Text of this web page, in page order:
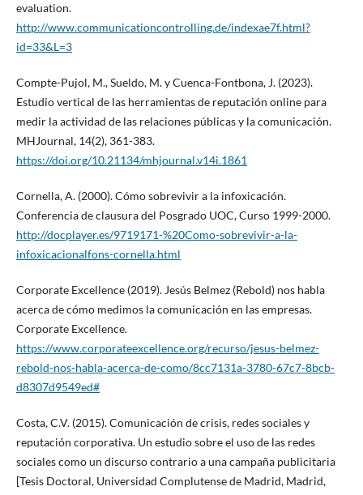
evaluation.
http://www.communicationcontrolling.de/indexae7f.html?
id=33&L=3
Compte-Pujol, M., Sueldo, M. y Cuenca-Fontbona, J. (2023).
Estudio vertical de las herramientas de reputación online para
medir la actividad de las relaciones públicas y la comunicación.
MHJournal, 14(2), 361-383.
https://doi.org/10.21134/mhjournal.v14i.1861
Cornella, A. (2000). Cómo sobrevivir a la infoxicación.
Conferencia de clausura del Posgrado UOC, Curso 1999-2000.
http://docplayer.es/9719171-%20Como-sobrevivir-a-la-
infoxicacionalfons-cornella.html
Corporate Excellence (2019). Jesús Belmez (Rebold) nos habla
acerca de cómo medimos la comunicación en las empresas.
Corporate Excellence.
https://www.corporateexcellence.org/recurso/jesus-belmez-
rebold-nos-habla-acerca-de-como/8cc7131a-3780-67c7-8bcb-
d8307d9549ed#
Costa, C.V. (2015). Comunicación de crisis, redes sociales y
reputación corporativa. Un estudio sobre el uso de las redes
sociales como un discurso contrario a una campaña publicitaria
[Tesis Doctoral, Universidad Complutense de Madrid, Madrid,